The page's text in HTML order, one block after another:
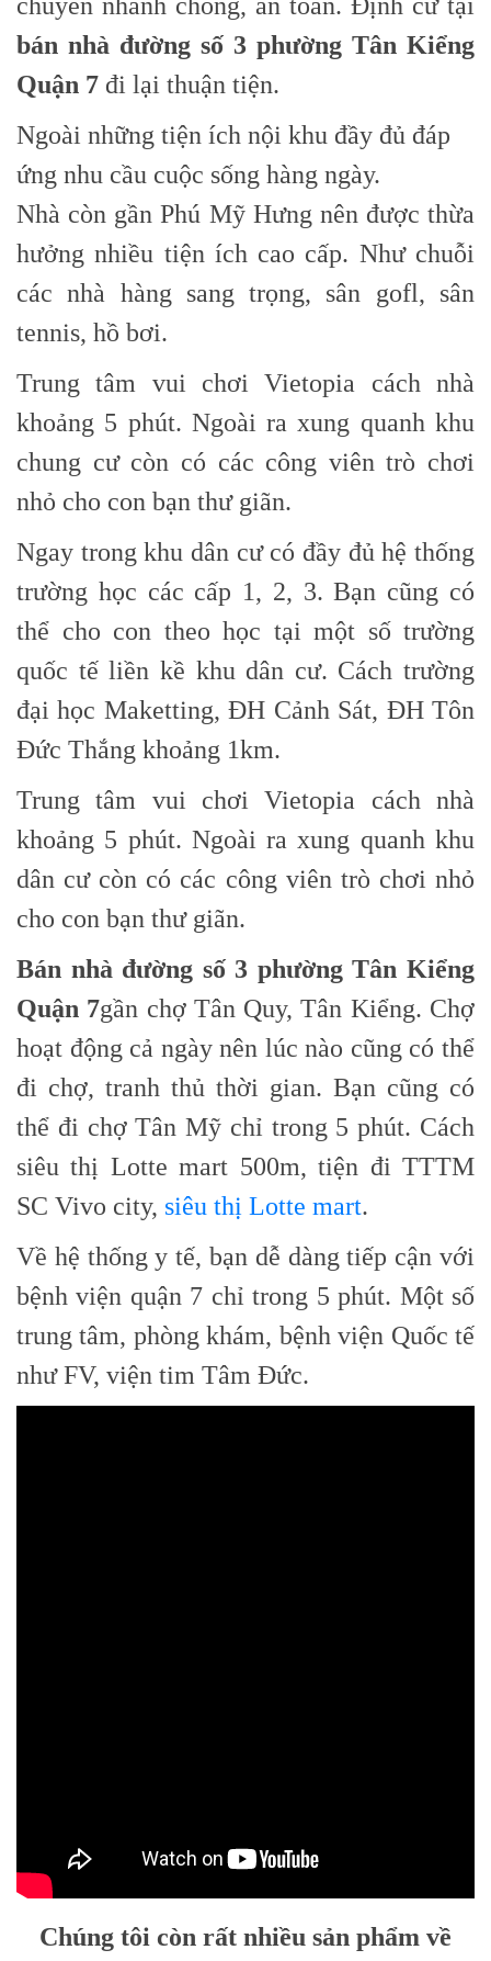
bán nhà đường số 3 phường Tân Kiểng
Quận 7 đi lại thuận tiện.
Ngoài những tiện ích nội khu đầy đủ đáp
ứng nhu cầu cuộc sống hàng ngày.
Nhà còn gần Phú Mỹ Hưng nên được thừa
hưởng nhiều tiện ích cao cấp. Như chuỗi
các nhà hàng sang trọng, sân gofl, sân
tennis, hồ bơi.
Trung tâm vui chơi Vietopia cách nhà
khoảng 5 phút. Ngoài ra xung quanh khu
chung cư còn có các công viên trò chơi
nhỏ cho con bạn thư giãn.
Ngay trong khu dân cư có đầy đủ hệ thống
trường học các cấp 1, 2, 3. Bạn cũng có
thể cho con theo học tại một số trường
quốc tế liền kề khu dân cư. Cách trường
đại học Maketting, ĐH Cảnh Sát, ĐH Tôn
Đức Thắng khoảng 1km.
Trung tâm vui chơi Vietopia cách nhà
khoảng 5 phút. Ngoài ra xung quanh khu
dân cư còn có các công viên trò chơi nhỏ
cho con bạn thư giãn.
Bán nhà đường số 3 phường Tân Kiểng
Quận 7gần chợ Tân Quy, Tân Kiểng. Chợ
hoạt động cả ngày nên lúc nào cũng có thể
đi chợ, tranh thủ thời gian. Bạn cũng có
thể đi chợ Tân Mỹ chỉ trong 5 phút. Cách
siêu thị Lotte mart 500m, tiện đi TTTM
SC Vivo city, siêu thị Lotte mart.
Về hệ thống y tế, bạn dễ dàng tiếp cận với
bệnh viện quận 7 chỉ trong 5 phút. Một số
trung tâm, phòng khám, bệnh viện Quốc tế
như FV, viện tim Tâm Đức.
Chúng tôi còn rất nhiều sản phẩm về